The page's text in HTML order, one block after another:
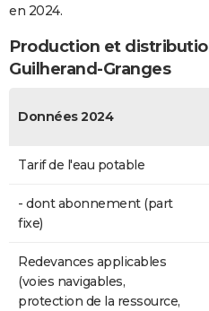
en 2024.
Production et
Guilherand-Granges
Données 2024
Tarif de l'eau potable
- dont abonnement (part
fixe)
Redevances applicables
(voies navigables,
protection de la ressource,